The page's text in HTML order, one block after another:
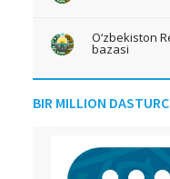
O‘zbekiston
bazasi
BIR MILLION